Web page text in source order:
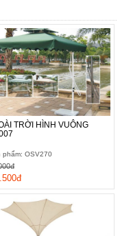
TRỜI HÌNH VUÔNG
phẩm: OSV270